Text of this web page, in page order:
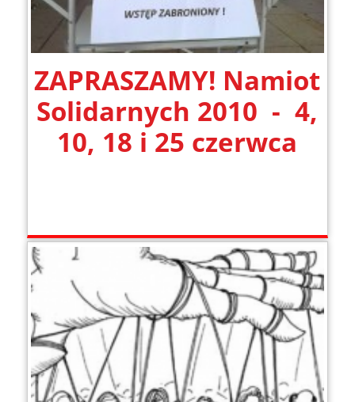
ZAPRASZAMY! Namiot
Solidarnych 2010 - 4,
10, 18 i 25 czerwca